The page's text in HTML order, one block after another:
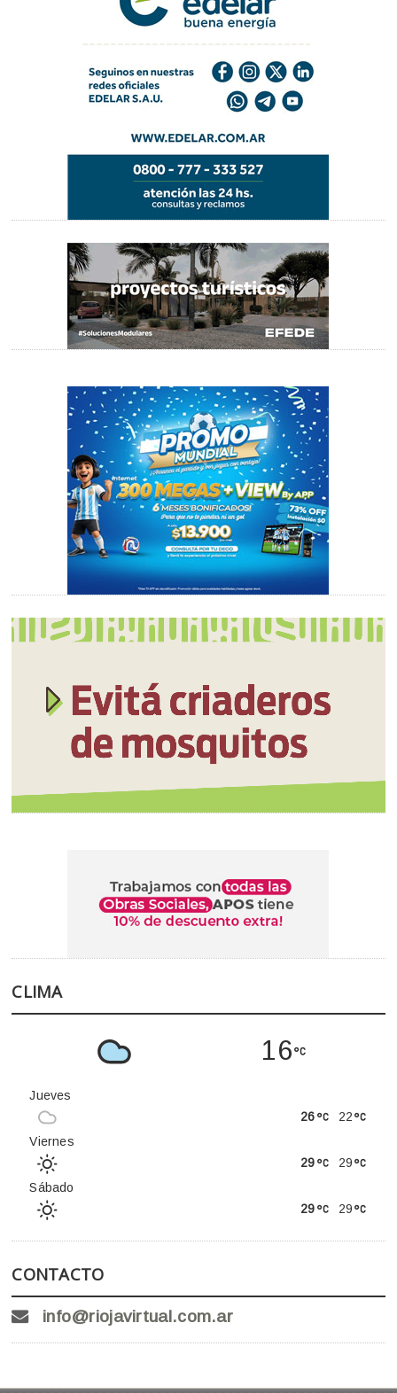
CLIMA
16
Jueves
22
26
Viernes
29
29
Sábado
29
29
CONTACTO
info@riojavirtual.com.ar